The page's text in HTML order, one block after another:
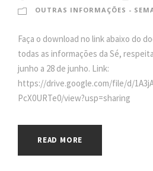
OUTRAS INFORMAÇÕES -
Faça o download no link abaixo do
todas as informações da Sé,
junho a 28 de junho. Link:
https://drive.google.com/file/d/
PcX0URTe0/view?usp=sharing
READ MORE